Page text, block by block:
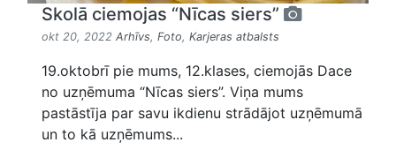
Skolā ciemojas “Nīcas siers”
okt 20, 2022 Arhīvs, Foto, Karjeras atbalsts
19.oktobrī pie mums, 12.klases, ciemojās Dace
no uzņēmuma “Nīcas siers”. Viņa mums
pastāstīja par savu ikdienu strādājot uzņēmumā
un to kā uzņēmums...